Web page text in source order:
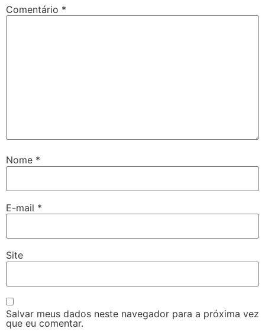
Comentário *
Nome *
E-mail *
Site
Salvar meus dados neste navegador para a próxima vez
que eu comentar.